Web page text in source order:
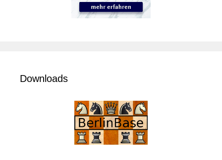
Downloads